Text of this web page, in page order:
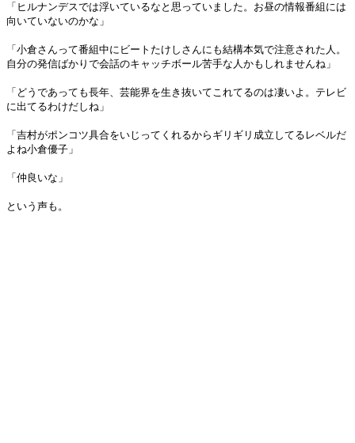
「ヒルナンデスでは浮いているなと思っていました。お昼の情報番組には
向いていないのかな」
「小倉さんって番組中にビートたけしさんにも結構本気で注意された人。
自分の発信ばかりで会話のキャッチボール苦手な人かもしれませんね」
「どうであっても長年、芸能界を生き抜いてこれてるのは凄いよ。テレビ
に出てるわけだしね」
「吉村がポンコツ具合をいじってくれるからギリギリ成立してるレベルだ
よね小倉優子」
「仲良いな」
という声も。